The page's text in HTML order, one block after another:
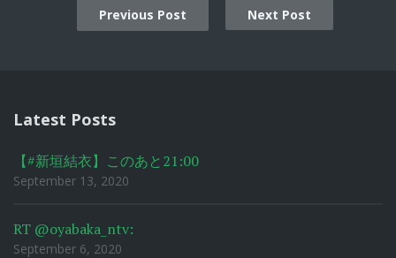
Previous Post Next Post
Latest Posts
【#新垣結衣】このあと21:00
September 13, 2020
RT @oyabaka_ntv:
September 6, 2020